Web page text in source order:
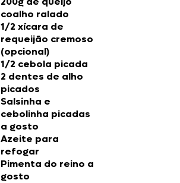
coalho ralado
1/2 xícara de
requeijão cremoso
(opcional)
1/2 cebola picada
2 dentes de alho
picados
Salsinha e
cebolinha picadas
a gosto
Azeite para
refogar
Pimenta do reino a
gosto